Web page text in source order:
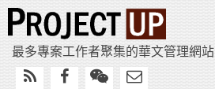
最多專案工作者聚集的華文管理網站